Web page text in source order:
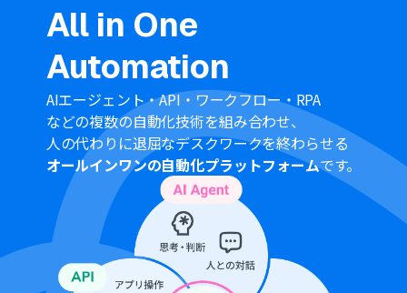
する特定のフォルダIDを指定してください。
AIワーカーの指示内容（プロンプト）を調整することで、
ングの詳細をカスタマイズ可能です。
Chatworkの通知先やメッセージ形式を、チームの運用に
合わせて自由に変更してください。
■注意事項
Chatwork、Google Drive、Google スプレッドシートの
それぞれとYoomを連携してください。
トリガーは5分、10分、15分、30分、60分の間隔で起動
間隔を選択できます。
プランによって最短の起動間隔が異なりますので、ご注意
ください。
AIワーカー内で使用するツール（アプリ）についてもマイ
All in One
Automation
AIエージェント・API・ワークフロー・RPA
などの複数の自動化技術を組み合わせ、
人の代わりに退屈なデスクワークを終わらせる
オールインワンの自動化プラットフォームです。